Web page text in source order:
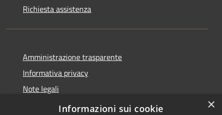
Richiesta assistenza
Amministrazione trasparente
Informativa privacy
Note legali
Dichiarazione di accessibilità
×
Informazioni sui cookie